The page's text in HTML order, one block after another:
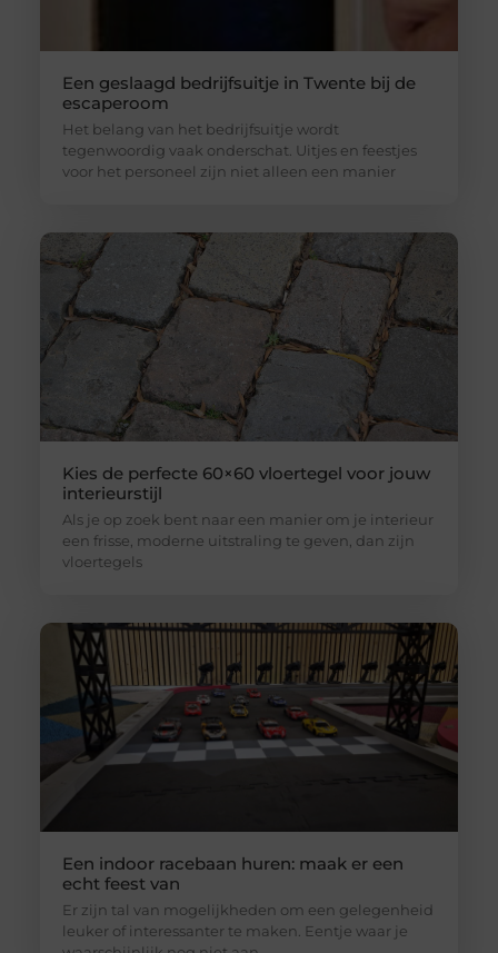
Een geslaagd bedrijfsuitje in Twente bij de
escaperoom
Het belang van het bedrijfsuitje wordt
tegenwoordig vaak onderschat. Uitjes en feestjes
voor het personeel zijn niet alleen een manier
Kies de perfecte 60×60 vloertegel voor jouw
interieurstijl
Als je op zoek bent naar een manier om je interieur
een frisse, moderne uitstraling te geven, dan zijn
vloertegels
Een indoor racebaan huren: maak er een
echt feest van
Er zijn tal van mogelijkheden om een gelegenheid
leuker of interessanter te maken. Eentje waar je